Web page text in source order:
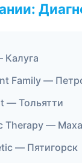
Калуга
Family —
— Тольятти
Therapy —
— Пятигорск